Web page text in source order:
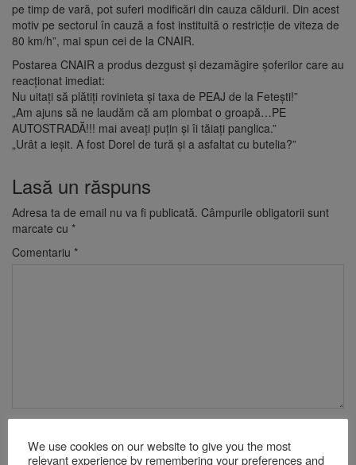
pe timp de vară, pot suferi modificări din cauza căldurii. Din acest
motiv pe sectorul în cauză a fost instituită o restricţie de viteza de
80 km/h”, mai spun cei de la CNAIR.
Postarea CNAIR a produs dezgust și dezamăgire şoferilor care au
reacționat imediat:
Nu uitaţi să plătiţi rovinieta şi taxa de PEAJ de la Feteşti!”
„Am ajuns să ne laudăm că am plombat o groapă…PE
AUTOSTRADĂ!!! mai aveaţi puţin şi îi tăiaţi panglica.”
„Urât a ieşit. A fost Dorel de tură şi a asfaltat cu butelia?”
Lasă un răspuns
Adresa ta de email nu va fi publicată. Câmpurile obligatorii sunt
marcate cu *
Comentariu *
We use cookies on our website to give you the most
relevant experience by remembering your preferences and